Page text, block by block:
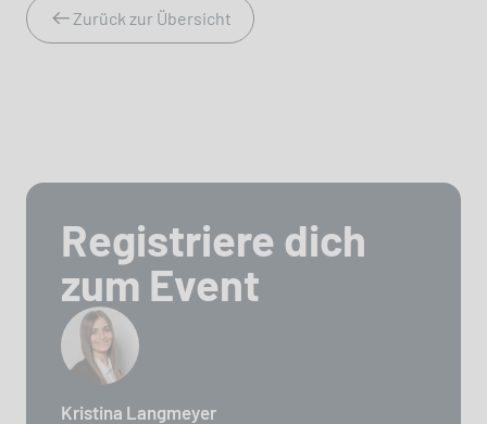
Zurück zur Übersicht
Registriere dich
zum Event
Kristina Langmeyer